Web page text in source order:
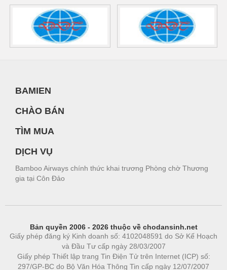
BAMIEN
CHÀO BÁN
TÌM MUA
DỊCH VỤ
Bamboo Airways chính thức khai trương Phòng chờ Thương
gia tại Côn Đảo
Bản quyền 2006 - 2026 thuộc về chodansinh.net
Giấy phép đăng ký Kinh doanh số: 4102048591 do Sở Kế Hoạch
và Đầu Tư cấp ngày 28/03/2007
Giấy phép Thiết lập trang Tin Điện Tử trên Internet (ICP) số:
297/GP-BC do Bộ Văn Hóa Thông Tin cấp ngày 12/07/2007